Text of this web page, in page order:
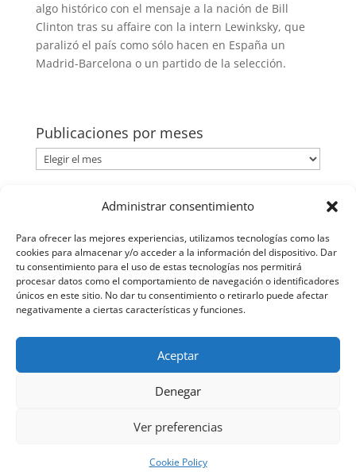
Administrar consentimiento
Para ofrecer las mejores experiencias, utilizamos tecnologías como las
cookies para almacenar y/o acceder a la información del dispositivo. Dar
tu consentimiento para el uso de estas tecnologías nos permitirá
procesar datos como el comportamiento de navegación o identificadores
únicos en este sitio. No dar tu consentimiento o retirarlo puede afectar
negativamente a ciertas características y funciones.
Aceptar
Denegar
Ver preferencias
Cookie Policy
algo histórico con el mensaje a la nación de Bill
Clinton tras su affaire con la intern Lewinksky, que
paralizó el país como sólo hacen en España un
Madrid-Barcelona o un partido de la selección.
Publicaciones por meses
Publicaciones
por
Categorías
Creada por Dog Comunicacion.